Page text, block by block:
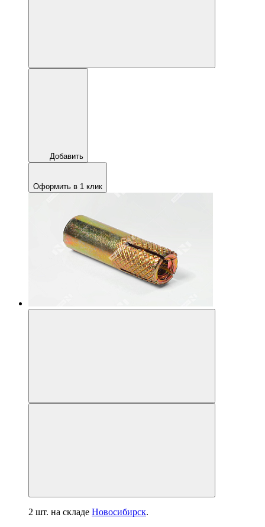
Добавить
Оформить в 1 клик
2 шт. на складе Новосибирск.